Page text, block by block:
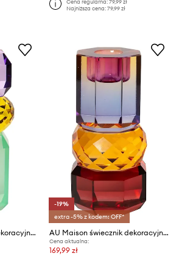
Najniższa cena:79,99 zł
AU Maison świecznik dekoracyjny 16,5 cm
-19%
extra -5% z kodem: OFF*
AU Maison świecznik dekoracyjny 13 cm
Cena aktualna:
169,99 zł